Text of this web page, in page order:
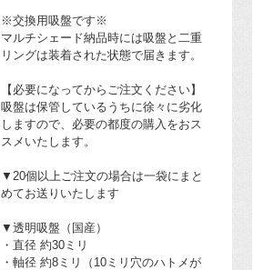
※交換用吸盤です※
マルチシェード納品時には吸盤と二重
リングは装着された状態で届きます。
【必要になってからご注文ください】
吸盤は保管しているうちに徐々に劣化
しますので、必要の都度の購入をおス
スメいたします。
▼20個以上ご注文の場合は一袋にまと
めてお送りいたします
▼透明吸盤（国産）
・直径 約30ミリ
・軸径 約8ミリ（10ミリ穴のハトメが